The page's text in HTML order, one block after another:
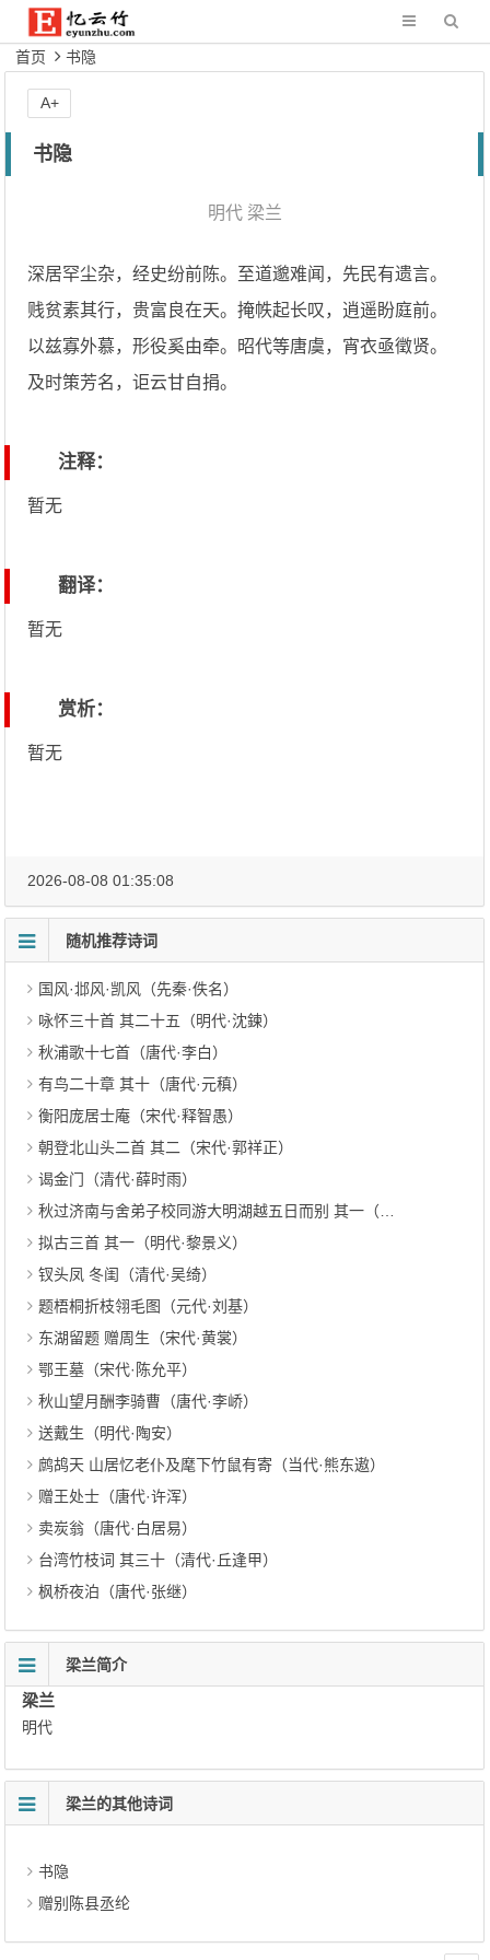
首页 书隐
书隐
明代 梁兰
深居罕尘杂，经史纷前陈。至道邈难闻，先民有遗言。
贱贫素其行，贵富良在天。掩帙起长叹，逍遥盼庭前。
以兹寡外慕，形役奚由牵。昭代等唐虞，宵衣亟徵贤。
及时策芳名，讵云甘自捐。
注释：
暂无
翻译：
暂无
赏析：
暂无
A+
2026-08-08 01:35:08
随机推荐诗词
国风·邶风·凯风（先秦·佚名）
咏怀三十首 其二十五（明代·沈鍊）
秋浦歌十七首（唐代·李白）
有鸟二十章 其十（唐代·元稹）
衡阳庞居士庵（宋代·释智愚）
朝登北山头二首 其二（宋代·郭祥正）
谒金门（清代·薛时雨）
秋过济南与舍弟子校同游大明湖越五日而别 其一（清代·吴衡照）
拟古三首 其一（明代·黎景义）
钗头凤 冬闺（清代·吴绮）
题梧桐折枝翎毛图（元代·刘基）
东湖留题 赠周生（宋代·黄裳）
鄂王墓（宋代·陈允平）
秋山望月酬李骑曹（唐代·李峤）
送戴生（明代·陶安）
鹧鸪天 山居忆老仆及麾下竹鼠有寄（当代·熊东遨）
赠王处士（唐代·许浑）
卖炭翁（唐代·白居易）
台湾竹枝词 其三十（清代·丘逢甲）
枫桥夜泊（唐代·张继）
梁兰简介
梁兰
明代
梁兰的其他诗词
书隐
赠别陈县丞纶